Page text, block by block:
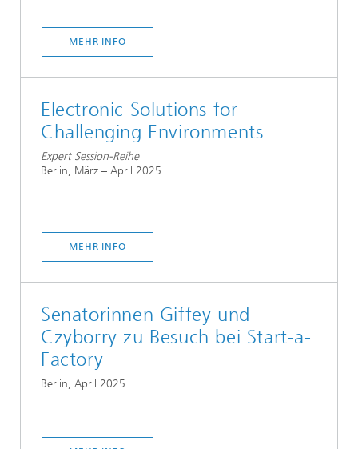
MEHR INFO
Electronic Solutions for
Challenging Environments
Expert Session-Reihe
Berlin, März – April 2025
MEHR INFO
Senatorinnen Giffey und
Czyborry zu Besuch bei Start-a-
Factory
Berlin, April 2025